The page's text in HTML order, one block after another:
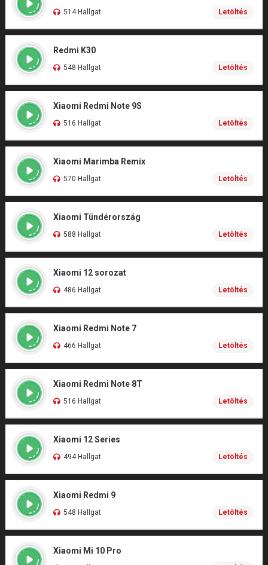
514 Hallgat Letöltés
Redmi K30
548 Hallgat Letöltés
Xiaomi Redmi Note 9S
516 Hallgat Letöltés
Xiaomi Marimba Remix
570 Hallgat Letöltés
Xiaomi Tündérország
588 Hallgat Letöltés
Xiaomi 12 sorozat
486 Hallgat Letöltés
Xiaomi Redmi Note 7
466 Hallgat Letöltés
Xiaomi Redmi Note 8T
516 Hallgat Letöltés
Xiaomi 12 Series
494 Hallgat Letöltés
Xiaomi Redmi 9
548 Hallgat Letöltés
Xiaomi Mi 10 Pro